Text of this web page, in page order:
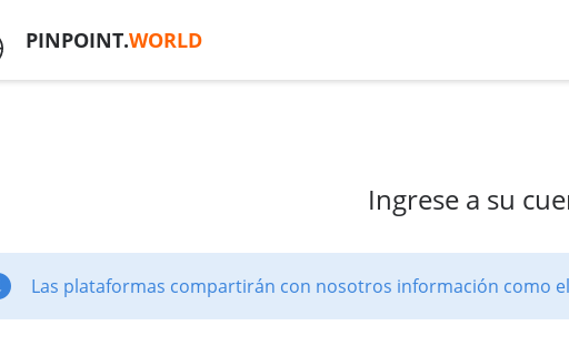
PINPOINT.WORLD
Ingrese a su
Las plataformas compartirán con nosotros información como